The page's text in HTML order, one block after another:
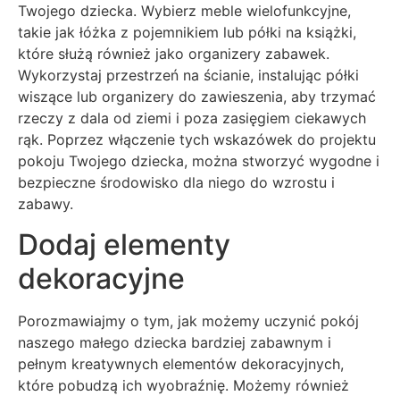
Twojego dziecka. Wybierz meble wielofunkcyjne,
takie jak łóżka z pojemnikiem lub półki na książki,
które służą również jako organizery zabawek.
Wykorzystaj przestrzeń na ścianie, instalując półki
wiszące lub organizery do zawieszenia, aby trzymać
rzeczy z dala od ziemi i poza zasięgiem ciekawych
rąk. Poprzez włączenie tych wskazówek do projektu
pokoju Twojego dziecka, można stworzyć wygodne i
bezpieczne środowisko dla niego do wzrostu i
zabawy.
Dodaj elementy
dekoracyjne
Porozmawiajmy o tym, jak możemy uczynić pokój
naszego małego dziecka bardziej zabawnym i
pełnym kreatywnych elementów dekoracyjnych,
które pobudzą ich wyobraźnię. Możemy również